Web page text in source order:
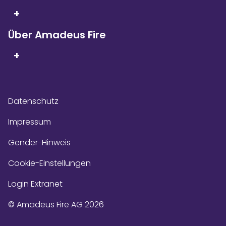
+
Über Amadeus Fire
+
© Amadeus Fire AG 2026
Datenschutz
Impressum
Gender-Hinweis
Cookie-Einstellungen
Login Extranet